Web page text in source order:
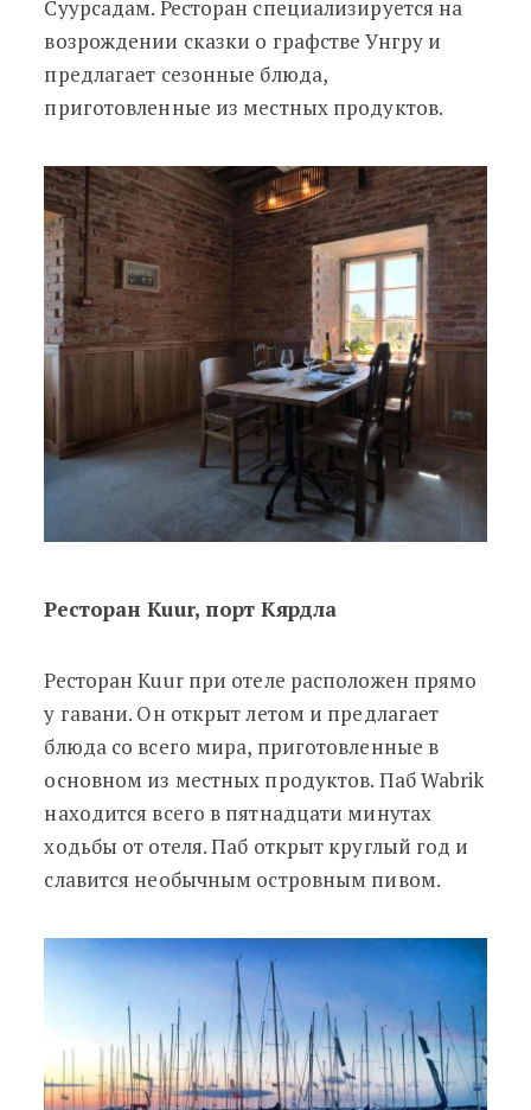
Суурсадам. Ресторан специализируется на
возрождении сказки о графстве Унгру и
предлагает сезонные блюда,
приготовленные из местных продуктов.
Ресторан Kuur, порт Кярдла
Ресторан Kuur при отеле расположен прямо
у гавани. Он открыт летом и предлагает
блюда со всего мира, приготовленные в
основном из местных продуктов. Паб Wabrik
находится всего в пятнадцати минутах
ходьбы от отеля. Паб открыт круглый год и
славится необычным островным пивом.